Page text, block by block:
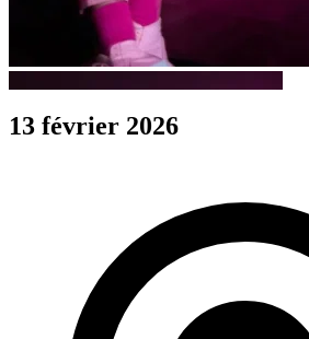
13 février 2026